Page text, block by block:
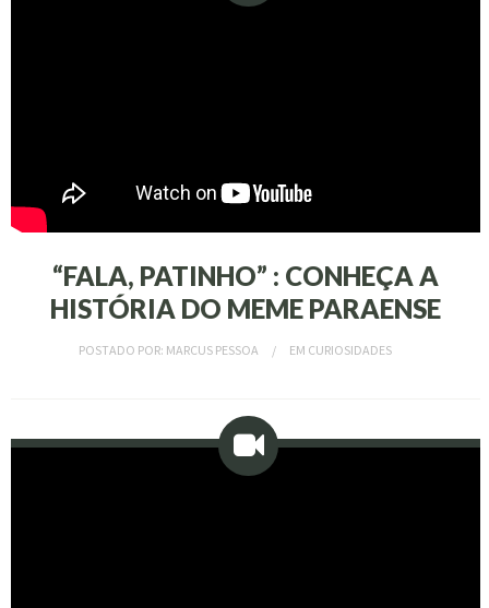
“FALA, PATINHO” : CONHEÇA A
HISTÓRIA DO MEME PARAENSE
POSTADO POR: MARCUS PESSOA EM CURIOSIDADES